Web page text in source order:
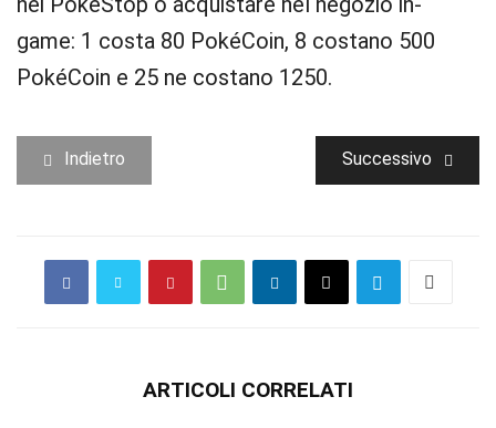
game: 1 costa 80 PokéCoin, 8 costano 500
PokéCoin e 25 ne costano 1250.
Indietro Successivo
ARTICOLI CORRELATI